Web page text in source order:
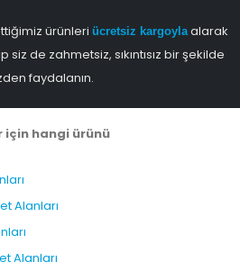
ürünleri ücretsiz kargoylaalarak
de zahmetsiz, sıkıntısız bir şekilde
faydalanın.
hangi ürünü
Alanları
Alanları